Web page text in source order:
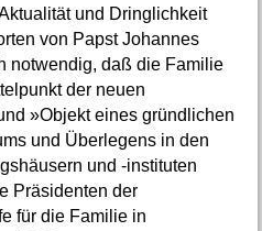
und Dringlichkeit
von Papst Johannes
notwendig, daß die Familie
der neuen
»Objekt eines gründlichen
und Überlegens in den
und -instituten
Präsidenten der
für die Familie in